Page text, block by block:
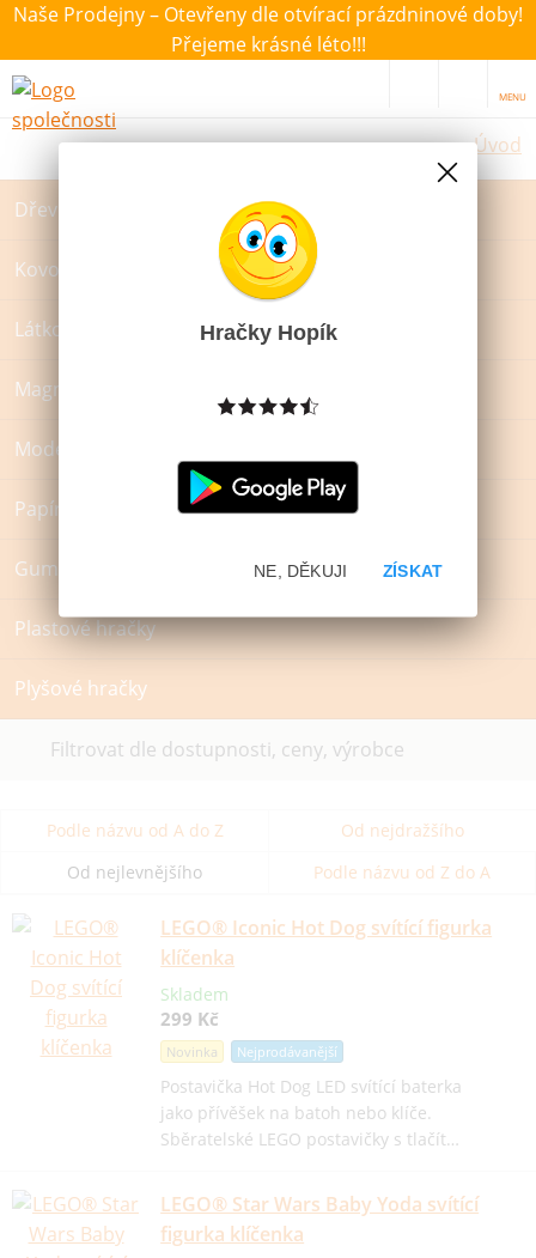
Naše Prodejny – Otevřeny dle otvírací prázdninové doby!
Přejeme krásné léto!!!
MENU
Úvod
Dřevěné hračky
Kovové hračky
Látkové hračky
Magnetické hračky
Modelína, plastelína a sliz
Papírové hračky
Gumové a Pěnové hračky
Plastové hračky
Plyšové hračky
Filtrovat dle dostupnosti, ceny, výrobce
Podle názvu od A do Z
Od nejdražšího
Od nejlevnějšího
Podle názvu od Z do A
LEGO® Iconic Hot Dog svítící figurka
klíčenka
Skladem
299 Kč
Novinka Nejprodávanější
Postavička Hot Dog LED svítící baterka
jako přívěšek na batoh nebo klíče.
Sběratelské LEGO postavičky s tlačít…
LEGO® Star Wars Baby Yoda svítící
figurka klíčenka
Hračky Hopík
ZÍSKAT
NE, DĚKUJI